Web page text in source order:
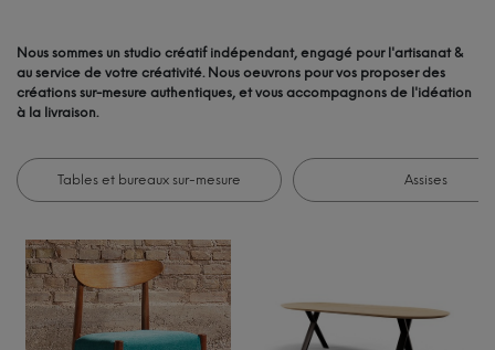
Nous sommes un studio créatif indépendant, engagé pour l'artisanat &
au service de votre créativité. Nous oeuvrons pour vos proposer des
créations sur-mesure authentiques, et vous accompagnons de l'idéation
à la livraison.
Tables et bureaux sur-mesure Assises